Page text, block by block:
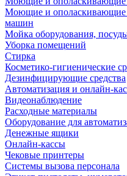
Моющие и ополаскивающие
машин
Мойка оборудования,
Уборка помещений
Стирка
Косметико-гигиенические
Дезинфицирующие средства
Автоматизация и онлайн-
Видеонаблюдение
Расходные материалы
Оборудование для
Денежные ящики
Онлайн-кассы
Чековые принтеры
Системы вызова персонала